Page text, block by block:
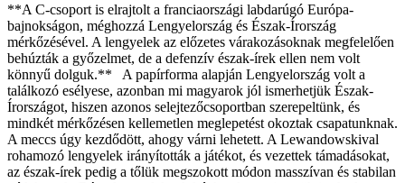
**A C-csoport is elrajtolt a franciaországi labdarúgó Európa-
bajnokságon, méghozzá Lengyelország és Észak-Írország
mérkőzésével. A lengyelek az előzetes várakozásoknak megfelelően
behúzták a győzelmet, de a defenzív észak-írek ellen nem volt
könnyű dolguk.** A papírforma alapján Lengyelország volt a
találkozó esélyese, azonban mi magyarok jól ismerhetjük Észak-
Írországot, hiszen azonos selejtezőcsoportban szerepeltünk, és
mindkét mérkőzésen kellemetlen meglepetést okoztak csapatunknak.
A meccs úgy kezdődött, ahogy várni lehetett. A Lewandowskival
rohamozó lengyelek irányították a játékot, és vezettek támadásokat,
az észak-írek pedig a tőlük megszokott módon masszívan és stabilan